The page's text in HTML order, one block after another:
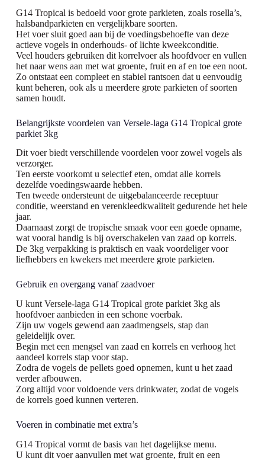
G14 Tropical is bedoeld voor grote parkieten, zoals rosella’s,
halsbandparkieten en vergelijkbare soorten.
Het voer sluit goed aan bij de voedingsbehoefte van deze
actieve vogels in onderhouds- of lichte kweekconditie.
Veel houders gebruiken dit korrelvoer als hoofdvoer en vullen
het naar wens aan met wat groente, fruit en af en toe een noot.
Zo ontstaat een compleet en stabiel rantsoen dat u eenvoudig
kunt beheren, ook als u meerdere grote parkieten of soorten
samen houdt.
Belangrijkste voordelen van Versele-laga G14 Tropical grote
parkiet 3kg
Dit voer biedt verschillende voordelen voor zowel vogels als
verzorger.
Ten eerste voorkomt u selectief eten, omdat alle korrels
dezelfde voedingswaarde hebben.
Ten tweede ondersteunt de uitgebalanceerde receptuur
conditie, weerstand en verenkleedkwaliteit gedurende het hele
jaar.
Daarnaast zorgt de tropische smaak voor een goede opname,
wat vooral handig is bij overschakelen van zaad op korrels.
De 3kg verpakking is praktisch en vaak voordeliger voor
liefhebbers en kwekers met meerdere grote parkieten.
Gebruik en overgang vanaf zaadvoer
U kunt Versele-laga G14 Tropical grote parkiet 3kg als
hoofdvoer aanbieden in een schone voerbak.
Zijn uw vogels gewend aan zaadmengsels, stap dan
geleidelijk over.
Begin met een mengsel van zaad en korrels en verhoog het
aandeel korrels stap voor stap.
Zodra de vogels de pellets goed opnemen, kunt u het zaad
verder afbouwen.
Zorg altijd voor voldoende vers drinkwater, zodat de vogels
de korrels goed kunnen verteren.
Voeren in combinatie met extra’s
G14 Tropical vormt de basis van het dagelijkse menu.
U kunt dit voer aanvullen met wat groente, fruit en een